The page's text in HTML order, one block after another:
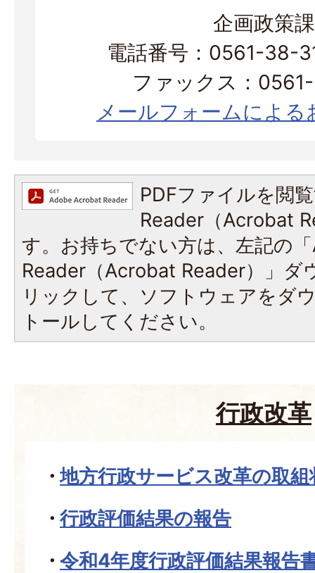
企画政策課
電話番号：0561-38-
ファックス：
メールフォームによる
PDFファイルを閲
Reader（Acrobat
す。お持ちでない方は、左記の
Reader（Acrobat Reader）」ダ
リックして、ソフトウェアをダ
トールしてください。
行政改革
地方行政サービス改革の取
行政評価結果の報告
令和4年度行政評価結果報告